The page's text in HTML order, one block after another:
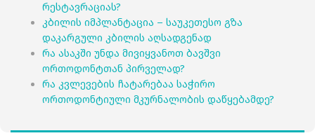
რესტავრაციას?
კბილის იმპლანტაცია – საუკეთესო გზა
დაკარგული კბილის აღსადგენად
რა ასაკში უნდა მივიყვანოთ ბავშვი
ორთოდონტთან პირველად?
რა კვლევების ჩატარებაა საჭირო
ორთოდონტიული მკურნალობის დაწყებამდე?